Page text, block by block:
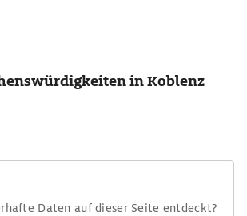
in Koblenz
Daten auf dieser Seite entdeckt?